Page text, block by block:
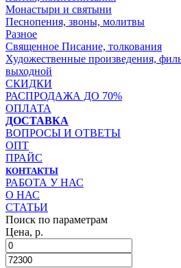
Монастыри и святыни
Песнопения, звоны, молитвы
Разное
Священное Писание, толкования
Художественные произведения,
выходной
СКИДКИ
РАСПРОДАЖА ДО 70%
ОПЛАТА
ДОСТАВКА
ВОПРОСЫ И ОТВЕТЫ
ОПТ
ПРАЙС
КОНТАКТЫ
РАБОТА У НАС
О НАС
СТАТЬИ
Поиск по параметрам
Цена, р.